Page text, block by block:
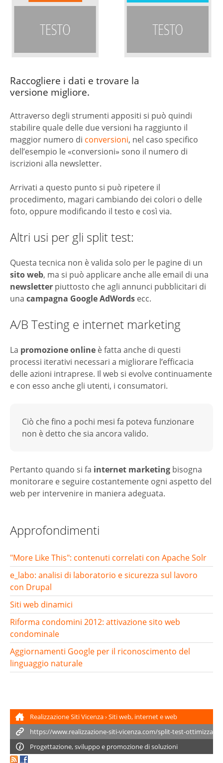
Raccogliere i dati e trovare la
versione migliore.
Attraverso degli strumenti appositi si può quindi
stabilire quale delle due versioni ha raggiunto il
maggior numero di conversioni, nel caso specifico
dell’esempio le «conversioni» sono il numero di
iscrizioni alla newsletter.
Arrivati a questo punto si può ripetere il
procedimento, magari cambiando dei colori o delle
foto, oppure modificando il testo e così via.
Altri usi per gli split test:
Questa tecnica non è valida solo per le pagine di un
sito web, ma si può applicare anche alle email di una
newsletter piuttosto che agli annunci pubblicitari di
una campagna Google AdWords ecc.
A/B Testing e internet marketing
La promozione online è fatta anche di questi
processi iterativi necessari a migliorare l’efficacia
delle azioni intraprese. Il web si evolve continuamente
e con esso anche gli utenti, i consumatori.
Ciò che fino a pochi mesi fa poteva funzionare
non è detto che sia ancora valido.
Pertanto quando si fa internet marketing bisogna
monitorare e seguire costantemente ogni aspetto del
web per intervenire in maniera adeguata.
Approfondimenti
"More Like This": contenuti correlati con Apache Solr
e_labo: analisi di laboratorio e sicurezza sul lavoro
con Drupal
Siti web dinamici
Riforma condomini 2012: attivazione sito web
condominale
Aggiornamenti Google per il riconoscimento del
linguaggio naturale
Realizzazione Siti Vicenza›Siti web, internet e web
marketing›Split test per ottimizzare il rendimento (A/B test)
Progettazione, sviluppo e promozione di soluzioni